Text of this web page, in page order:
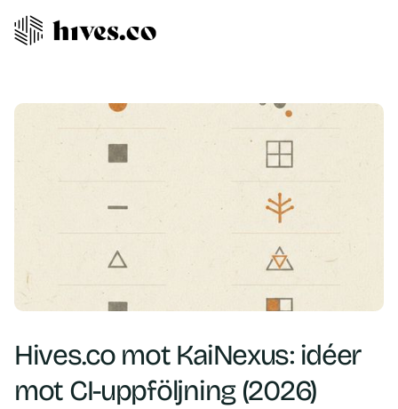
Hives.co mot KaiNexus: idéer
mot CI-uppföljning (2026)